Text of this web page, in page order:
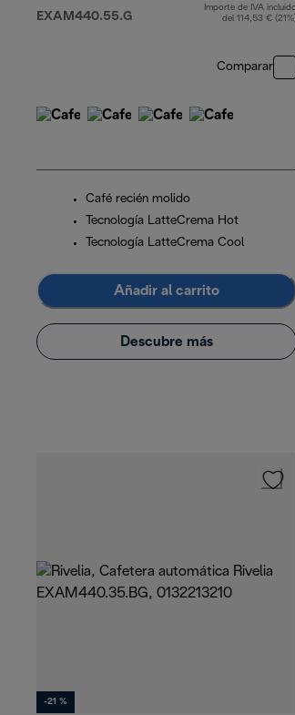
EXAM440.55.G
Importe de IVA incluido
del 114,53 €
Comparar
Café recién molido
Tecnología LatteCrema Hot
Tecnología LatteCrema Cool
Añadir al carrito
Descubre más
-21 %